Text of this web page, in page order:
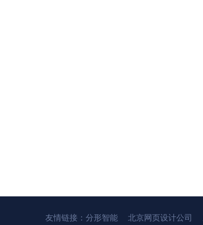
友情链接： 分形智能 北京网页设计公司